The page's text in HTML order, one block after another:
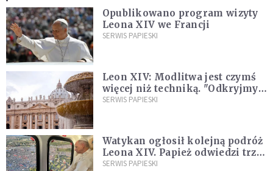
Opublikowano program wizyty
Leona XIV we Francji
SERWIS PAPIESKI
Leon XIV: Modlitwa jest czymś
więcej niż techniką. "Odkryjmy
ją na nowo"
SERWIS PAPIESKI
Watykan ogłosił kolejną podróż
Leona XIV. Papież odwiedzi trzy
kraje Ameryki Południowej
SERWIS PAPIESKI